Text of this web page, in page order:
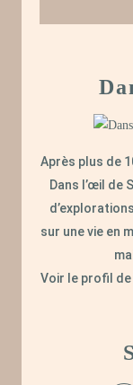
Après plus de
Dans l’œil de
sur une vie en
Voir le profil de